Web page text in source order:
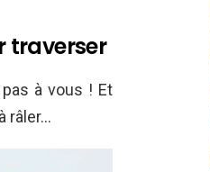
traverser
pas à vous ! Et
râler…